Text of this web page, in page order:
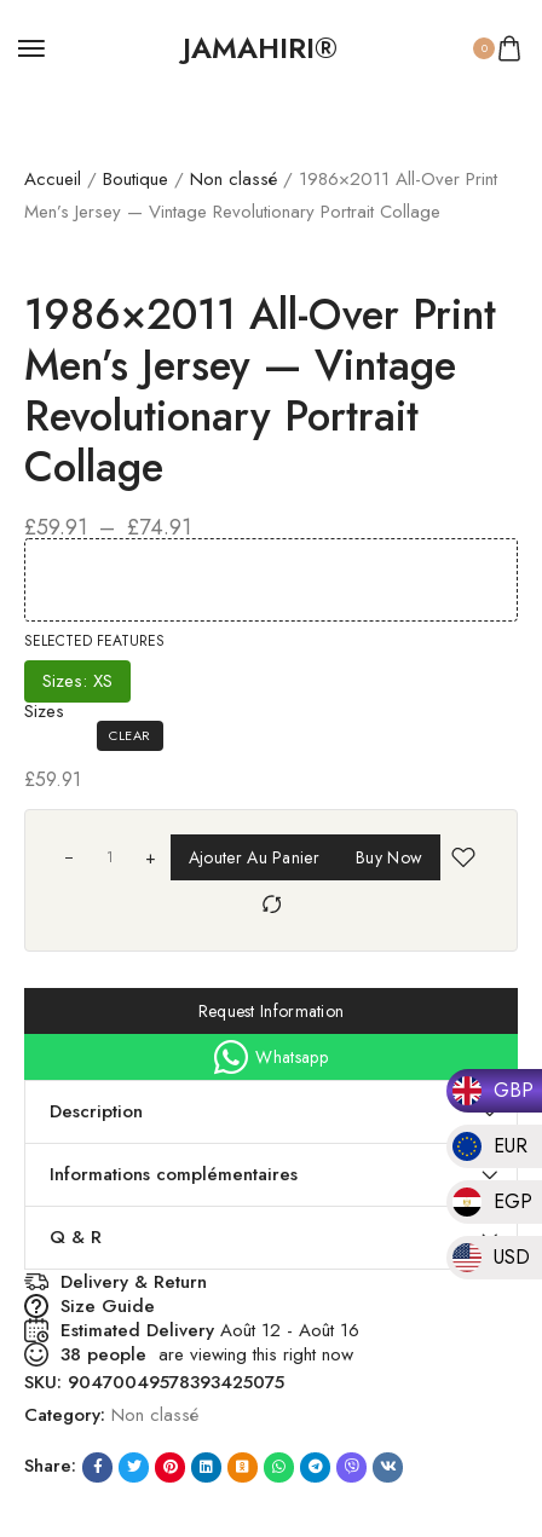
GBP
EUR
EGP
USD
JAMAHIRI® 0
Accueil / Boutique / Non classé / 1986×2011 All-Over Print
Men’s Jersey — Vintage Revolutionary Portrait Collage
1986×2011 All-Over Print
Men’s Jersey — Vintage
Revolutionary Portrait
Collage
£59.91 – £74.91
DE
À
SELECTED FEATURES
Sizes: XS
Sizes
CLEAR
£59.91
+ Ajouter Au Panier Buy Now
Request Information
Whatsapp
Description
Informations complémentaires
Q & R
Delivery & Return
Size Guide
Estimated Delivery Août 12 - Août 16
38 people are viewing this right now
SKU: 90470049578393425075
Category: Non classé
Share: